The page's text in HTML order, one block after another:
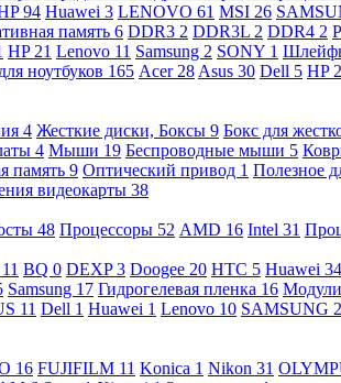
94 Huawei 3 LENOVO 61 MSI 26
память 6 DDR3 2 DDR3L 2 DDR4 2
HP 21 Lenovo 11 Samsung 2 SONY 1
ноутбуков 165 Acer 28 Asus 30 Dell 5 HP
4 Жесткие диски, Боксы 9 Бокс для
4 Мыши 19 Беспроводные мыши 5
память 9 Оптический привод 1 Полезное
видеокарты 38
48 Процессоры 52 AMD 16 Intel 31
11 BQ 0 DEXP3 Doogee 20 HTC 5 Huawei 34
Samsung 17 Гидрогелевая пленка 16
11 Dell 1 Huawei 1 Lenovo 10 SAMSUNG
16 FUJIFILM 11 Konica 1 Nikon 31